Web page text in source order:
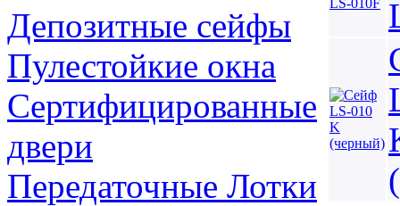
Депозитные cейфы
Пулестойкие окна
Сертифицированные
двери
Передаточные Лотки